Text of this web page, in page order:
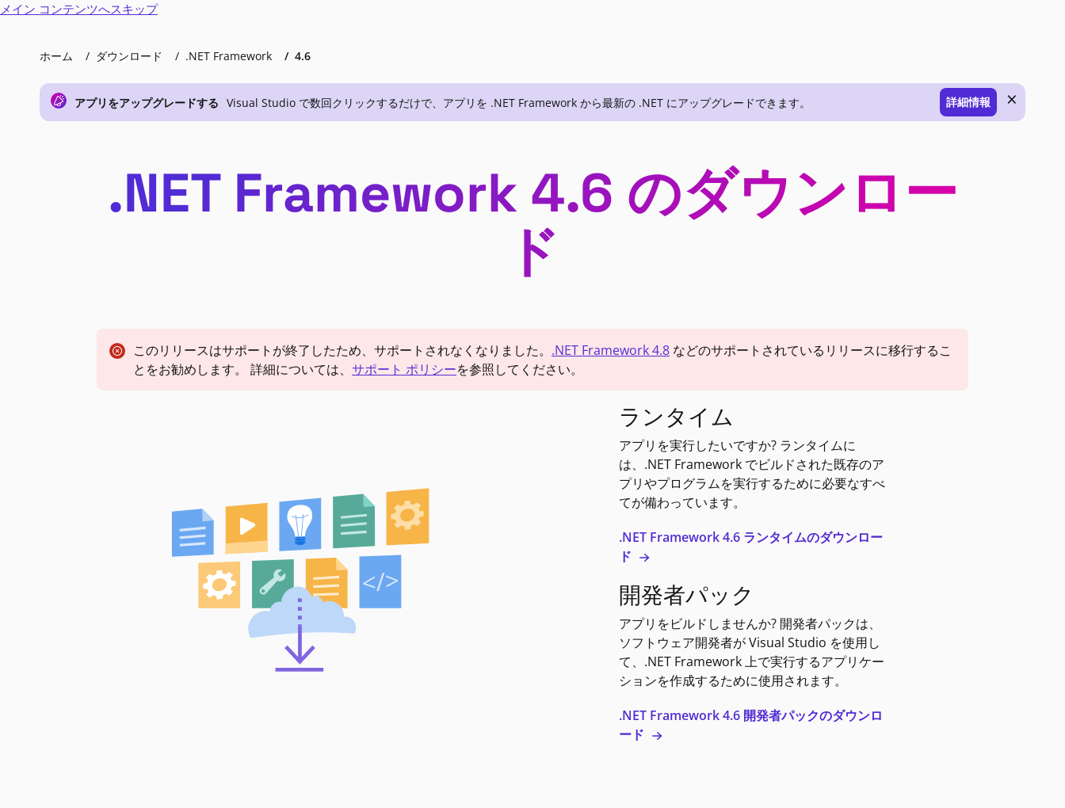
メイン コンテンツへスキップ
ホーム ダウンロード .NET Framework 4.6
アプリをアップグレードする Visual Studio で数回クリックするだけで、アプリを .NET Framework から最新の .NET にアップグレードできます。 詳細情報 ×
.NET Framework 4.6 のダウンロー
ド
このリリースはサポートが終了したため、サポートされなくなりました。 .NET Framework 4.8 などのサポートされているリリースに移行するこ
とをお勧めします。 詳細については、 サポート ポリシーを参照してください。
ランタイム
アプリを実行したいですか? ランタイムに
は、.NET Framework でビルドされた既存のア
プリやプログラムを実行するために必要なすべ
てが備わっています。
.NET Framework 4.6 ランタイムのダウンロー
ド
開発者パック
アプリをビルドしませんか? 開発者パックは、
ソフトウェア開発者が Visual Studio を使用し
て、.NET Framework 上で実行するアプリケー
ションを作成するために使用されます。
.NET Framework 4.6 開発者パックのダウンロ
ード